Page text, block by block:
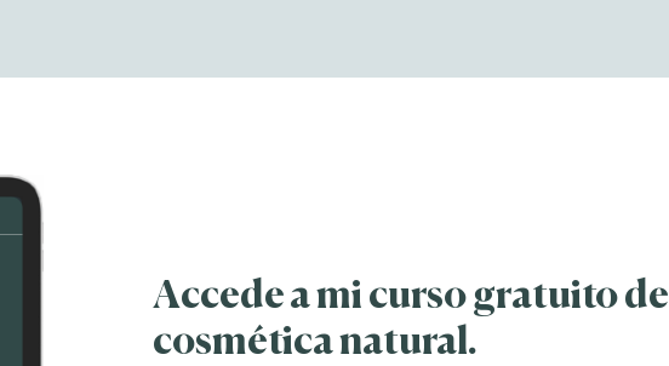
Accede a mi curso gratuito de
cosmética natural.